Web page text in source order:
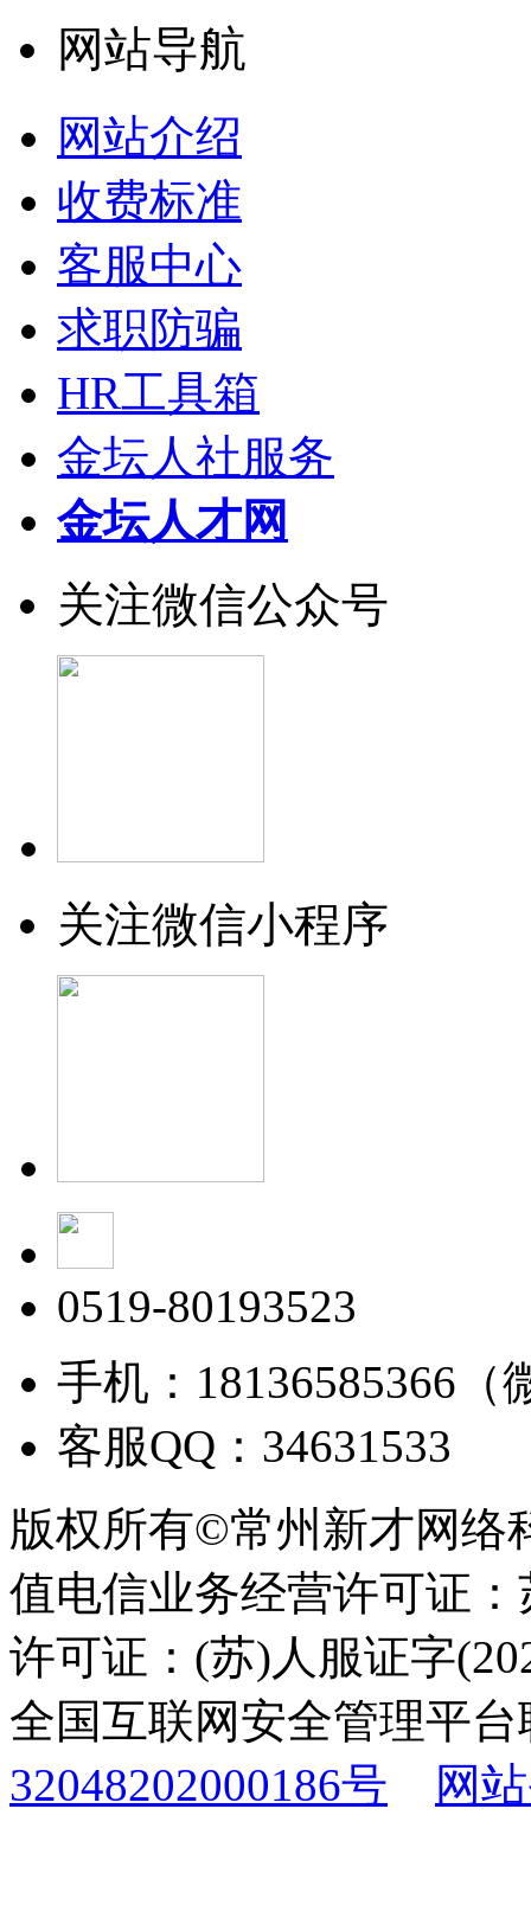
网站导航
网站介绍
收费标准
客服中心
求职防骗
HR工具箱
金坛人社服务
金坛人才网
关注微信公众号
关注微信小程序
0519-80193523
手机：18136585366（
客服QQ：34631533
版权所有©常州新才网络
值电信业务经营许可证
许可证：(苏)人服证字
全国互联网安全管理平
32048202000186号
网